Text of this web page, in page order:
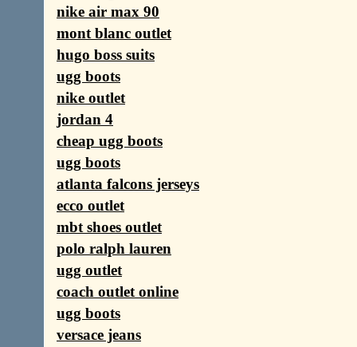
nike air max 90
mont blanc outlet
hugo boss suits
ugg boots
nike outlet
jordan 4
cheap ugg boots
ugg boots
atlanta falcons jerseys
ecco outlet
mbt shoes outlet
polo ralph lauren
ugg outlet
coach outlet online
ugg boots
versace jeans